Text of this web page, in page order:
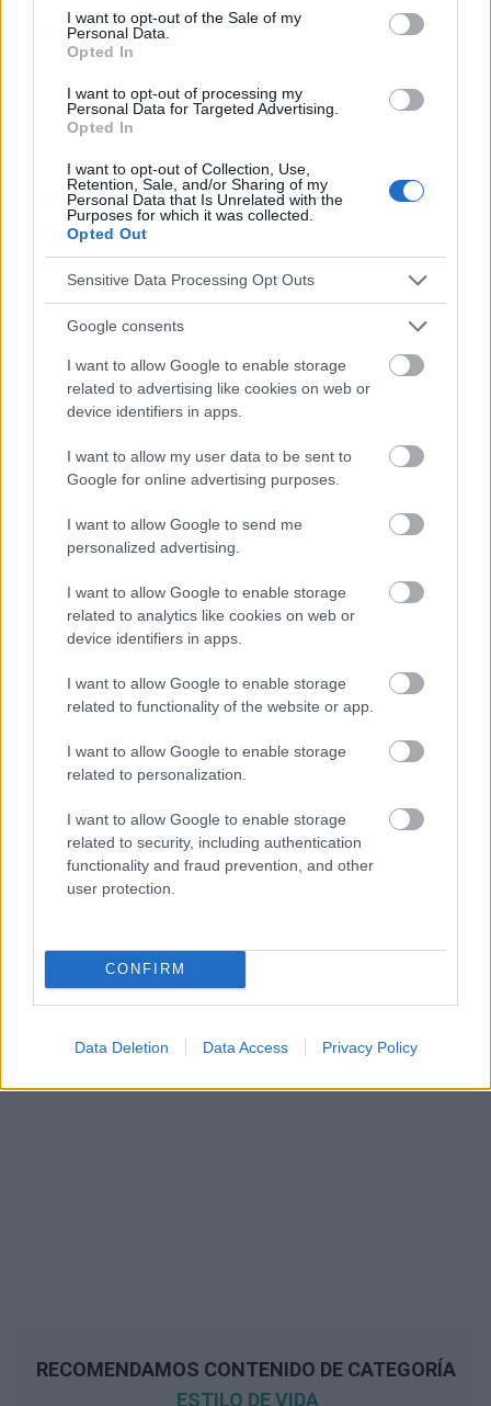
consent section.
I want to opt-out of the Sale of my
Personal Data.
Opted In
I want to opt-out of processing my
Personal Data for Targeted Advertising.
Opted In
I want to opt-out of Collection, Use,
Retention, Sale, and/or Sharing of my
Personal Data that Is Unrelated with the
Purposes for which it was collected.
Opted Out
Sensitive Data Processing Opt Outs
Google consents
I want to allow Google to enable storage
related to advertising like cookies on web or
device identifiers in apps.
I want to allow my user data to be sent to
Google for online advertising purposes.
I want to allow Google to send me
personalized advertising.
I want to allow Google to enable storage
related to analytics like cookies on web or
device identifiers in apps.
I want to allow Google to enable storage
related to functionality of the website or app.
I want to allow Google to enable storage
related to personalization.
I want to allow Google to enable storage
related to security, including authentication
functionality and fraud prevention, and other
user protection.
CONFIRM
Data Deletion Data Access Privacy Policy
RELACIONADO
Atención plena Autoevaluación Comparaciones
Meditación Métodos saludables Reflexión
Salud-salud-mental Terapia
Mira también en la lengua english
français polskim
El contenido y los materiales de este sitio son de carácter
responsables de los efectos de su aplicación. Antes de aplicar
los consejos y sugerencias incluidos en este sitio web consúltalo
RECOMENDAMOS CONTENIDO DE CATEGORÍA
ESTILO DE VIDA